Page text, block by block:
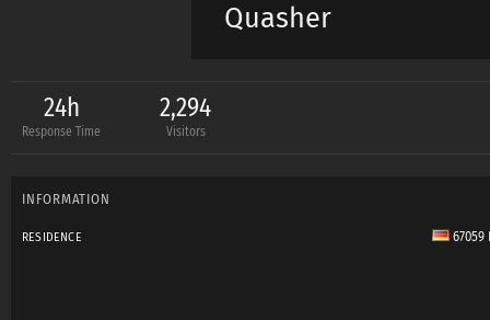
Quasher
24h
Response Time
2,294
Visitors
INFORMATION
RESIDENCE